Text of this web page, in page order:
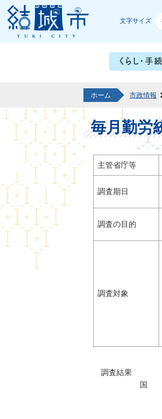
結城市公式ホームペ
文字サイズ
ホーム 市政情報
毎月勤労
主管省庁等
調査期日
調査の目的
調査対象
調査結果